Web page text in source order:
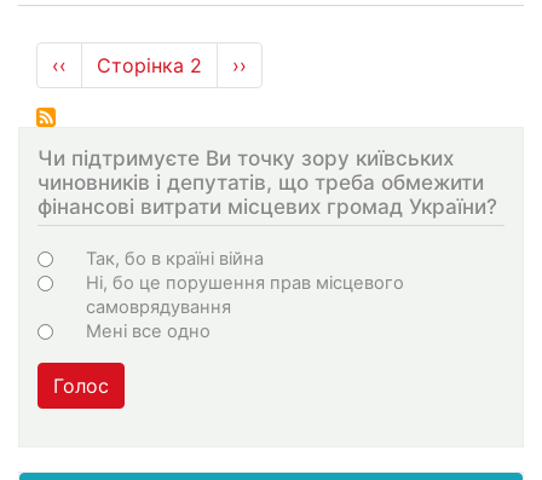
Розбивка
на
сторінки
Попередня
сторінка
‹‹ Сторінка 2
Наступна
сторінка
››
Чи підтримуєте Ви точку зору київських
чиновників і депутатів, що треба обмежити
фінансові витрати місцевих громад України?
Варіанти
Так, бо в країні війна
Ні, бо це порушення прав місцевого
самоврядування
Мені все одно
Голос